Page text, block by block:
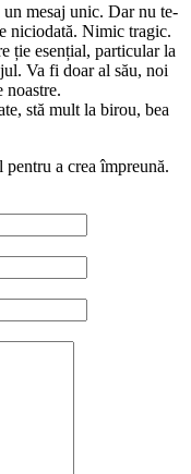
mesaj unic. Dar nu te-
niciodată. Nimic tragic.
ție esențial, particular la
Va fi doar al său, noi
stă mult la birou, bea
pentru a crea împreună.